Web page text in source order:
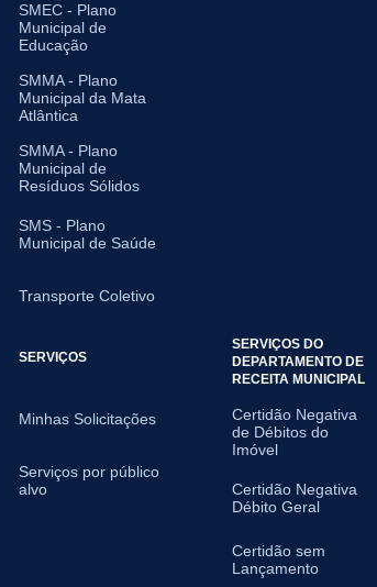
SMEC - Plano
Municipal de
Educação
SMMA - Plano
Municipal da Mata
Atlântica
SMMA - Plano
Municipal de
Resíduos Sólidos
SMS - Plano
Municipal de Saúde
Transporte Coletivo
SERVIÇOS
Minhas Solicitações
Serviços por público
alvo
SERVIÇOS DO
DEPARTAMENTO DE
RECEITA MUNICIPAL
Certidão Negativa
de Débitos do
Imóvel
Certidão Negativa
Débito Geral
Certidão sem
Lançamento